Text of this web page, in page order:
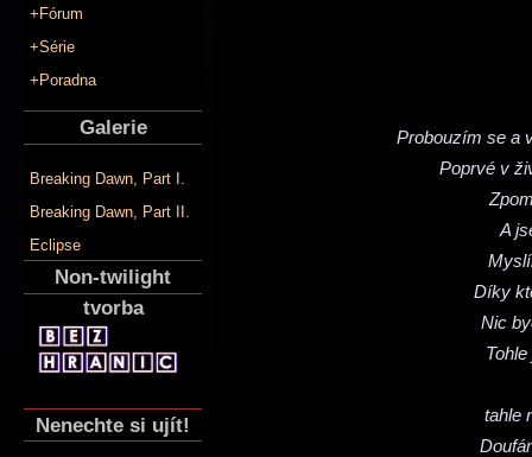
+Fórum
+Série
+Poradna
Galerie
Breaking Dawn, Part I.
Breaking Dawn, Part II.
Eclipse
Non-twilight
tvorba
Nenechte si ujít!
Probouzím se a
Poprvé v
A
Díky
Nic
tahle